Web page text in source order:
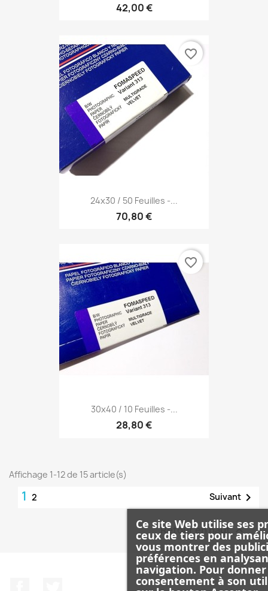
Ce site Web utilise ses
ceux de tiers pour
vous montrer des
préférences en
navigation. Pour
consentement à son
42,00 €
24x30 / 50 Feuilles -...
70,80 €
favorite_border
30x40 / 10 Feuilles -...
28,80 €
favorite_border
Affichage 1-12 de 15 article(s)
1 2 Suivant 
Retour en haut